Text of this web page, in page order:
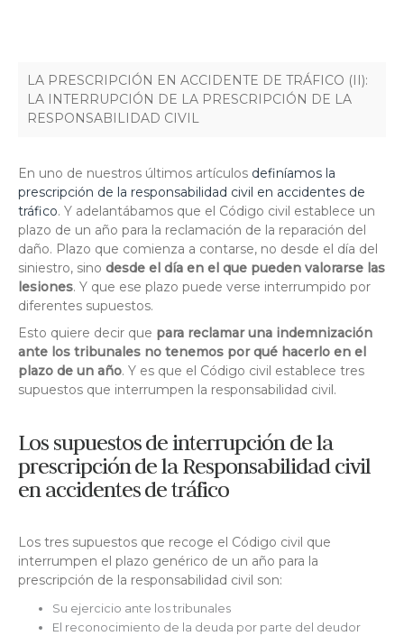
LA PRESCRIPCIÓN EN ACCIDENTE DE TRÁFICO (II):
LA INTERRUPCIÓN DE LA PRESCRIPCIÓN DE LA
RESPONSABILIDAD CIVIL
En uno de nuestros últimos artículos definíamos la
prescripción de la responsabilidad civil en accidentes de
tráfico. Y adelantábamos que el Código civil establece un
plazo de un año para la reclamación de la reparación del
daño. Plazo que comienza a contarse, no desde el día del
siniestro, sino desde el día en el que pueden valorarse las
lesiones. Y que ese plazo puede verse interrumpido por
diferentes supuestos.
Esto quiere decir que para reclamar una indemnización
ante los tribunales no tenemos por qué hacerlo en el
plazo de un año. Y es que el Código civil establece tres
supuestos que interrumpen la responsabilidad civil.
Los supuestos de interrupción de la
prescripción de la Responsabilidad civil
en accidentes de tráfico
Los tres supuestos que recoge el Código civil que
interrumpen el plazo genérico de un año para la
prescripción de la responsabilidad civil son:
Su ejercicio ante los tribunales
El reconocimiento de la deuda por parte del deudor